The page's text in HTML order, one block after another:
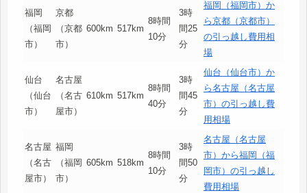
福岡
（福岡
市）
京都
（京都
市）
600km 517km
8時間
10分
3時
間25
分
福岡（福岡市）か
ら京都（京都市）
の引っ越し費用相
場
仙台
（仙台
市）
名古屋
（名古
屋市）
610km 517km
8時間
40分
3時
間45
分
仙台（仙台市）か
ら名古屋（名古屋
市）の引っ越し費
用相場
名古屋
（名古
屋市）
福岡
（福岡
市）
605km 518km
8時間
10分
3時
間50
分
名古屋（名古屋
市）から福岡（福
岡市）の引っ越し
費用相場